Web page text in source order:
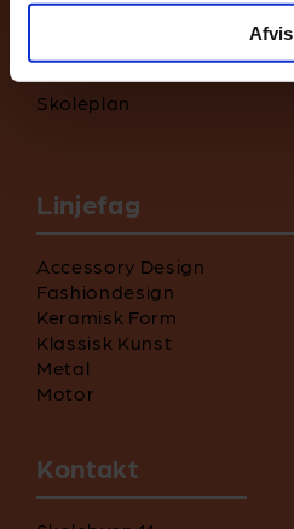
Afvis
Kontakt
Linjefag
Accessory Design
Fashiondesign
Keramisk Form
Klassisk Kunst
Metal
Motor
Skoleplan